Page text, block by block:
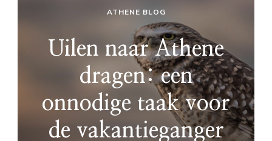
ATHENE BLOG
Uilen naar Athene
dragen: een
onnodige taak voor
de vakantieganger